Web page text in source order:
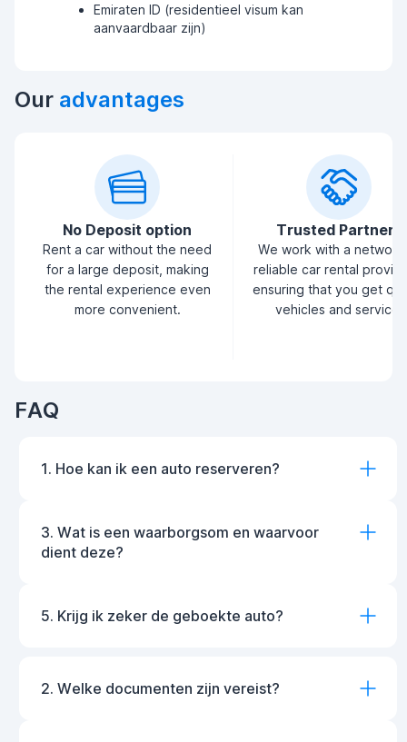
Emiraten ID (residentieel visum kan
aanvaardbaar zijn)
Our advantages
No Deposit option
Rent a car without the need
for a large deposit, making
the rental experience even
more convenient.
Trusted Partners
We work with a
reliable car rental
ensuring that you get
vehicles and service.
FAQ
1. Hoe kan ik een auto reserveren?
3. Wat is een waarborgsom en waarvoor
dient deze?
5. Krijg ik zeker de geboekte auto?
2. Welke documenten zijn vereist?